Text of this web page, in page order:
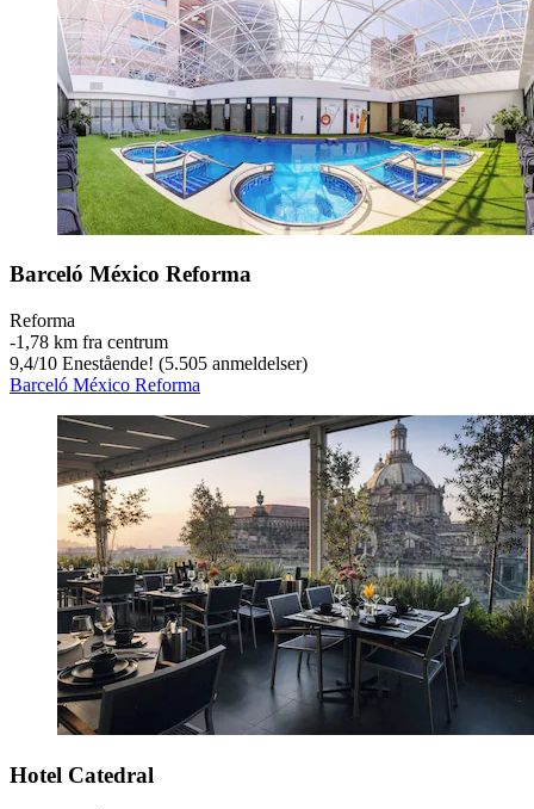
Barceló México Reforma
Reforma
‐1,78 km fra centrum
9,4/10 Enestående! (5.505 anmeldelser)
Barceló México Reforma
Hotel Catedral